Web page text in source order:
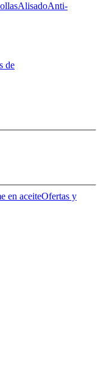
AlisadoAnti-
de
en aceiteOfertas y